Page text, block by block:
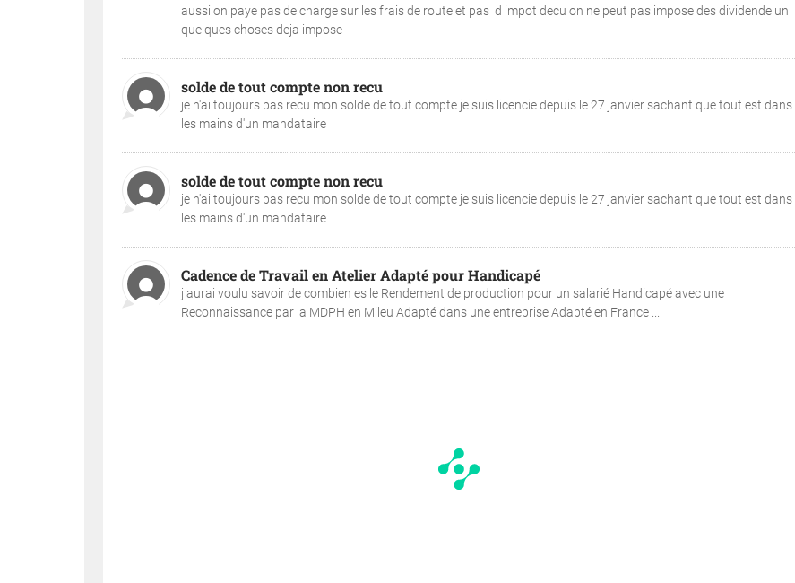
aussi on paye pas de charge sur les frais de route et pas d impot decu on ne peut pas impose des dividende un
quelques choses deja impose
solde de tout compte non recu
je n'ai toujours pas recu mon solde de tout compte je suis licencie depuis le 27 janvier sachant que tout est dans
les mains d'un mandataire
solde de tout compte non recu
je n'ai toujours pas recu mon solde de tout compte je suis licencie depuis le 27 janvier sachant que tout est dans
les mains d'un mandataire
Cadence de Travail en Atelier Adapté pour Handicapé
j aurai voulu savoir de combien es le Rendement de production pour un salarié Handicapé avec une
Reconnaissance par la MDPH en Mileu Adapté dans une entreprise Adapté en France ...